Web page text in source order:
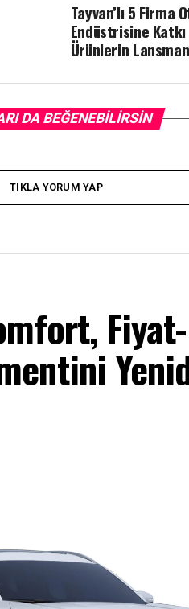
Tayvan’lı 5 Firma
Endüstrisine
Ürünlerin
DA BEĞENEBILIRSIN
TIKLA YORUM YAP
Fiyat-